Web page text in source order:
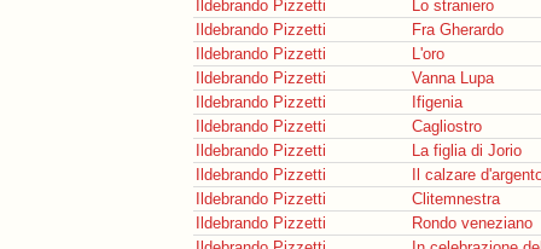
Ildebrando Pizzetti
Lo straniero
Ildebrando Pizzetti
Fra Gherardo
Ildebrando Pizzetti
L'oro
Ildebrando Pizzetti
Vanna Lupa
Ildebrando Pizzetti
Ifigenia
Ildebrando Pizzetti
Cagliostro
Ildebrando Pizzetti
La figlia di Jorio
Ildebrando Pizzetti
Il calzare
Ildebrando Pizzetti
Clitemnestra
Ildebrando Pizzetti
Rondo veneziano